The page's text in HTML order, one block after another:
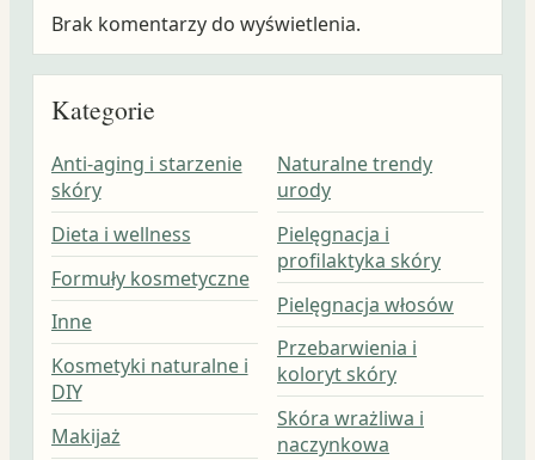
Brak komentarzy do wyświetlenia.
Kategorie
Anti-aging i starzenie
skóry
Dieta i wellness
Formuły kosmetyczne
Inne
Kosmetyki naturalne i
DIY
Makijaż
Naturalne trendy
urody
Pielęgnacja i
profilaktyka skóry
Pielęgnacja włosów
Przebarwienia i
koloryt skóry
Skóra wrażliwa i
naczynkowa